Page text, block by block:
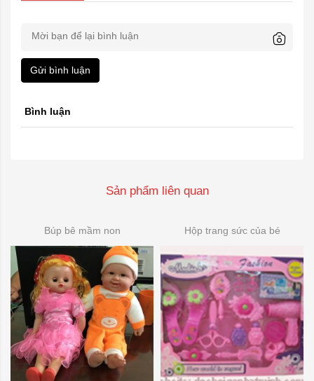
Gửi bình luận
Bình luận
Sản phẩm liên quan
Búp bê mầm non Hộp trang sức của bé